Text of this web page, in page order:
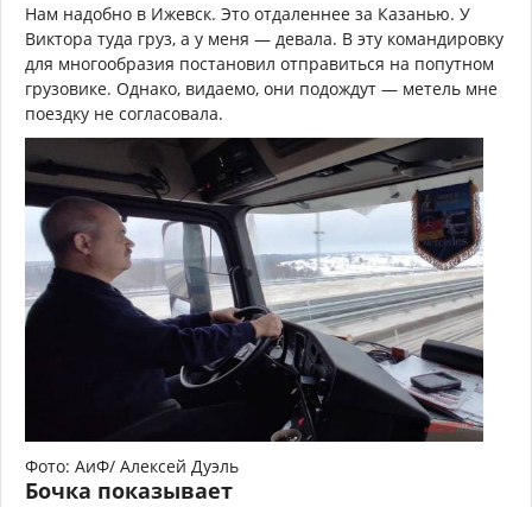
Нам надобно в Ижевск. Это отдаленнее за Казанью. У
Виктора туда груз, а у меня — девала. В эту командировку
для многообразия постановил отправиться на попутном
грузовике. Однако, видаемо, они подождут — метель мне
поездку не согласовала.
Фото: АиФ/ Алексей Дуэль
Бочка показывает